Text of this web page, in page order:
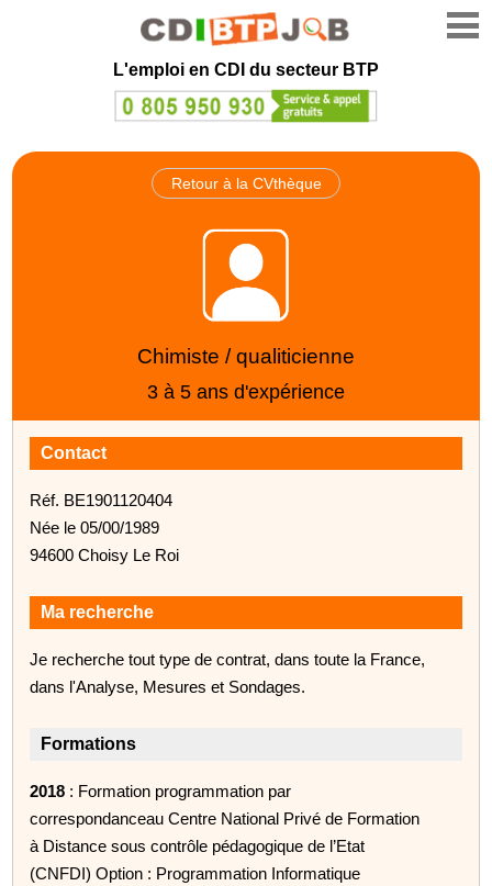
L'emploi en CDI du secteur BTP
Retour à la CVthèque
Chimiste / qualiticienne
3 à 5 ans d'expérience
Contact
Réf. BE1901120404
Née le 05/00/1989
94600 Choisy Le Roi
Ma recherche
Je recherche tout type de contrat, dans toute la France,
dans l'Analyse, Mesures et Sondages.
Formations
2018 : Formation programmation par
correspondanceau Centre National Privé de Formation
à Distance sous contrôle pédagogique de l’Etat
(CNFDI) Option : Programmation Informatique